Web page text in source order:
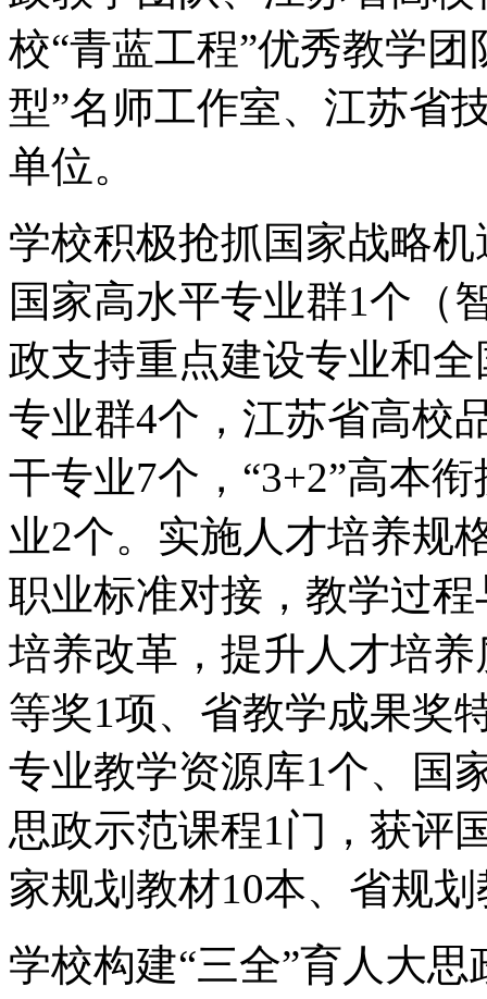
校“青蓝工程”优秀教学
型”名师工作室、江苏省
单位。
学校积极抢抓国家战略
国家高水平专业群1个（
政支持重点建设专业和
专业群4个，江苏省高校
干专业7个，“3+2”高本
业2个。实施人才培养规
职业标准对接，教学过
培养改革，提升人才培
等奖1项、省教学成果奖
专业教学资源库1个、国
思政示范课程1门，获评
家规划教材10本、省规
学校构建“三全”育人大